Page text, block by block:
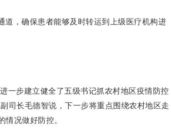
，确保患者能够及时转运到上级医疗机构进
一步建立健全了五级书记抓农村地区疫情防控
司长毛德智说，下一步将重点围绕农村地区走
况做好防控。